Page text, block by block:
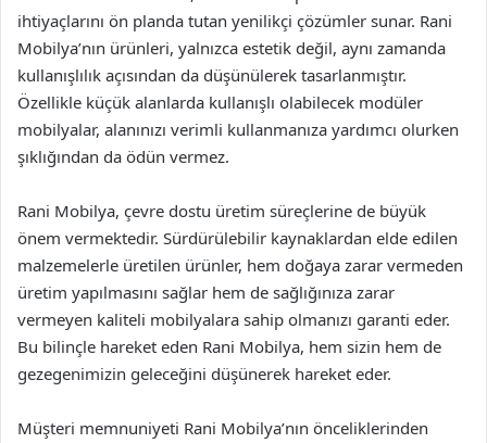
ihtiyaçlarını ön planda tutan yenilikçi çözümler sunar. Rani
Mobilya’nın ürünleri, yalnızca estetik değil, aynı zamanda
kullanışlılık açısından da düşünülerek tasarlanmıştır.
Özellikle küçük alanlarda kullanışlı olabilecek modüler
mobilyalar, alanınızı verimli kullanmanıza yardımcı olurken
şıklığından da ödün vermez.
Rani Mobilya, çevre dostu üretim süreçlerine de büyük
önem vermektedir. Sürdürülebilir kaynaklardan elde edilen
malzemelerle üretilen ürünler, hem doğaya zarar vermeden
üretim yapılmasını sağlar hem de sağlığınıza zarar
vermeyen kaliteli mobilyalara sahip olmanızı garanti eder.
Bu bilinçle hareket eden Rani Mobilya, hem sizin hem de
gezegenimizin geleceğini düşünerek hareket eder.
Müşteri memnuniyeti Rani Mobilya’nın önceliklerinden